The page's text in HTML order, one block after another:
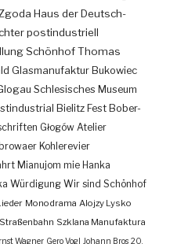
Haus der Deutsch-
postindustriell
SchönhofThomas
Glasmanufaktur Bukowiec
Schlesisches Museum
Bielitz Fest Bober-
Głogów Atelier
Kohlerevier
Mianujom mie Hanka
Würdigung Wir sind Schönhof
Monodrama Alojzy Lysko
Straßenbahn Szklana Manufaktura
Wagner Gero Vogl Johann Bros 20.